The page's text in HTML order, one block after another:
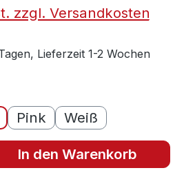
zzgl. Versandkosten
Lieferzeit 1-2 Wochen
Pink Weiß
Gib den gewünschten
In den Warenkorb